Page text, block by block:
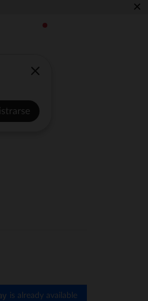
×
is already available